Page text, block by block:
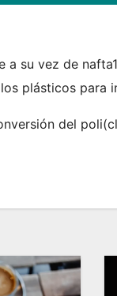
su vez de
plásticos para
del